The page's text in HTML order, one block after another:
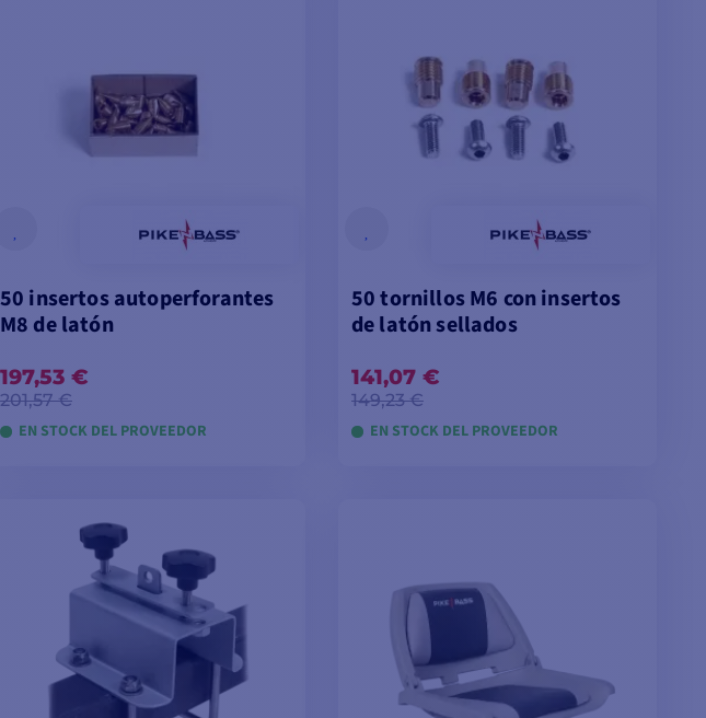
50 insertos autoperforantes
M8 de latón
197,53 €
201,57 €
EN STOCK DEL PROVEEDOR
50 tornillos M6 con insertos
de latón sellados
141,07 €
149,23 €
EN STOCK DEL PROVEEDOR